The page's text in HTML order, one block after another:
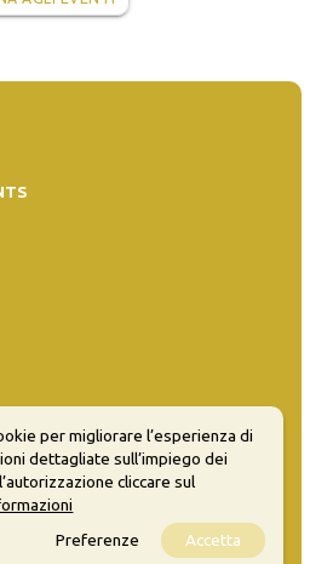
per migliorare l’esperienza di
dettagliate sull’impiego dei
cliccare sul
Preferenze
Accetta